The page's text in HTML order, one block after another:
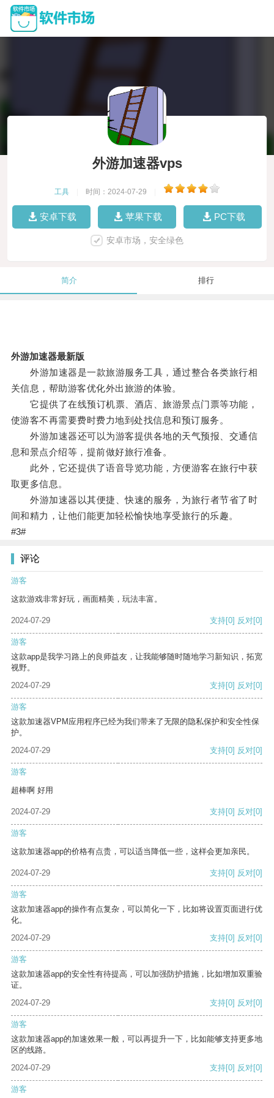
外游加速器vps
工具 时间：2024-07-29
安卓下载 苹果下载 PC下载
安卓市场，安全绿色
简介 排行
外游加速器最新版
外游加速器是一款旅游服务工具，通过整合各类旅行相
关信息，帮助游客优化外出旅游的体验。
它提供了在线预订机票、酒店、旅游景点门票等功能，
使游客不再需要费时费力地到处找信息和预订服务。
外游加速器还可以为游客提供各地的天气预报、交通信
息和景点介绍等，提前做好旅行准备。
此外，它还提供了语音导览功能，方便游客在旅行中获
取更多信息。
外游加速器以其便捷、快速的服务，为旅行者节省了时
间和精力，让他们能更加轻松愉快地享受旅行的乐趣。
#3#
评论
游客
这款游戏非常好玩，画面精美，玩法丰富。
2024-07-29 支持[0] 反对[0]
游客
这款app是我学习路上的良师益友，让我能够随时随地学习新知识，拓宽
视野。
2024-07-29
支持[0] 反对[0]
游客
这款加速器VPM应用程序已经为我们带来了无限的隐私保护和安全性保
护。
2024-07-29
支持[0] 反对[0]
游客
超棒啊 好用
2024-07-29 支持[0] 反对[0]
游客
这款加速器app的价格有点贵，可以适当降低一些，这样会更加亲民。
2024-07-29 支持[0] 反对[0]
游客
这款加速器app的操作有点复杂，可以简化一下，比如将设置页面进行优
化。
2024-07-29
支持[0] 反对[0]
游客
这款加速器app的安全性有待提高，可以加强防护措施，比如增加双重验
证。
2024-07-29
支持[0] 反对[0]
游客
这款加速器app的加速效果一般，可以再提升一下，比如能够支持更多地
区的线路。
2024-07-29
支持[0] 反对[0]
游客